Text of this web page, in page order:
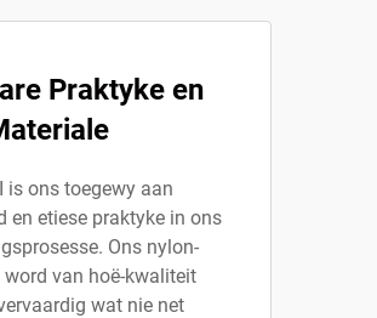
Praktyke en
is ons toegewy aan
en etiese praktyke in ons
Ons nylon-
word van hoë-kwaliteit
wat nie net